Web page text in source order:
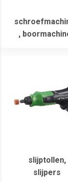
,
slijptollen,
slijpers